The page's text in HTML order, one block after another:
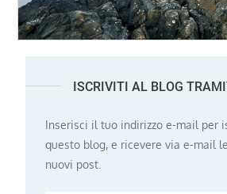
ISCRIVITI AL BLOG
Inserisci il tuo indirizzo e-mail per
questo blog, e ricevere via e-mail
nuovi post.